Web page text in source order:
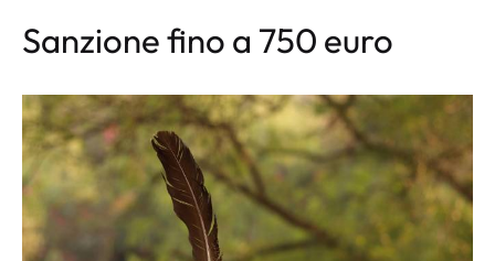
Sanzione fino a 750 euro